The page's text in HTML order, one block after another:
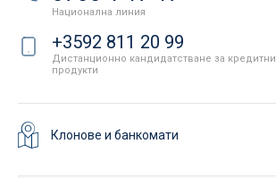
Национална линия
+3592 811 20 99
Дистанционно кандидатстване за кредитни
продукти
Клонове и банкомати